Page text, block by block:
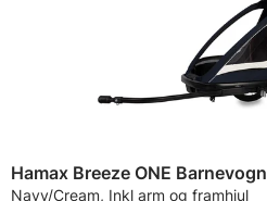
Hamax Breeze ONE Barnevogn
Navy/Cream, Inkl arm og framhjul